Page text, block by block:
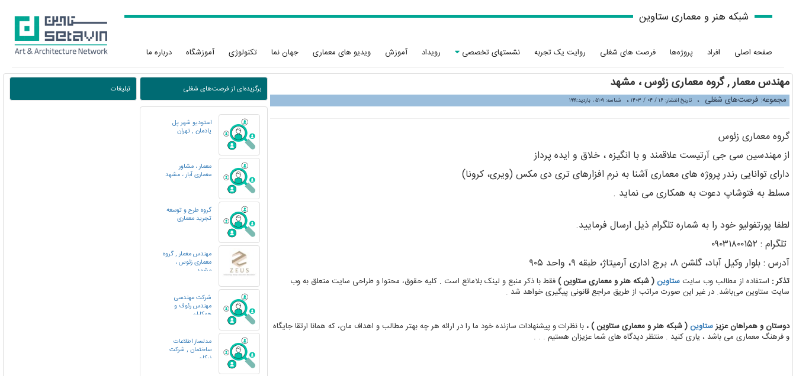
شبکه هنر و معماری ستاوین
صفحه اصلی افراد پروژه‌ها فرصت های شغلی روایت یک تجربه نشستهای تخصصی رویداد آموزش ویدیو های معماری جهان نما تکنولوژی آموزشگاه درباره ما
مهندس معمار , گروه معماری زئوس ، مشهد
مجموعه: فرصت‌‌های شغلی ، تاریخ انتشار: ۱۶ / ۰۴ / ۱۴۰۳ ، شناسه: ۵۱۰۹ ، بازدید:۱۹۹۹
گروه معماری زئوس
از مهندسین سی جی آرتیست علاقمند و با انگیزه ، خلاق و ایده پرداز
دارای توانایی رندر پروژه های معماری آشنا به نرم افزارهای تری دی مکس (ویری، کرونا)
مسلط به فتوشاپ دعوت به همکاری می نماید .
لطفا پورتفولیو خود را به شماره تلگرام ذیل ارسال فرمایید.
تلگرام : ۰۹۰۳۱۸۰۰۱۵۲
آدرس : بلوار وکیل آباد، گلشن ۸، برج اداری آرمیتاژ، طبقه ۹، واحد ۹۰۵
تذکر : استفاده از مطالب وب سایتستاوین( شبکه هنر و معماری ستاوین )فقط با ذکر منبع و لینک بلامانع است . کلیه حقوق، محتوا و طراحی سایت متعلق به وب
سایت ستاوین می‌باشد. در غیر این صورت مراتب از طریق مراجع قانونی پیگیری خواهد شد .
دوستان و همراهان عزیزستاوین( شبکه هنر و معماری ستاوین ) ، با نظرات و پیشنهادات سازنده خود ما را در ارائه هر چه بهتر مطالب و اهداف مان، که همانا ارتقا جایگاه
و فرهنگ معماری می باشد ، یاری کنید . منتظر دیدگاه های شما عزیزان هستیم . . .
برگزیده‌ای از فرصت‌‌های شغلی
استودیو شهر پل
یادمان , تهران
معمار ، مشاور
معماری آبار ، مشهد
گروه طرح و توسعه
تجرید معماری
مهندس معمار , گروه
معماری زئوس ،
مشهد
شرکت مهندسی
مهندس رئوف و
همکاران
مدلساز اطلاعات
ساختمان , شرکت
نیکان
تبلیغات